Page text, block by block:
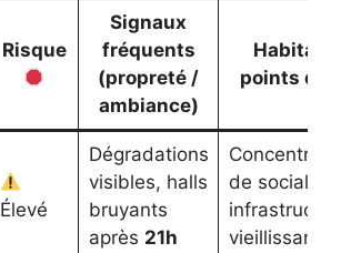
Risque
Signaux
fréquents
(propreté /
ambiance)
Habitat :
points
Élevé
Dégradations
visibles, halls
bruyants
après 21h
de social,
vieillissantes